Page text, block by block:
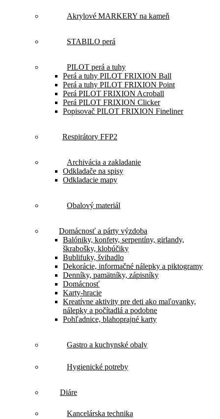
Akrylové MARKERY na kameň
STABILO perá
PILOT perá a tuhy
Perá a tuhy PILOT FRIXION Ball
Perá a tuhy PILOT FRIXION Point
Perá PILOT FRIXION Acroball
Perá PILOT FRIXION Clicker
Popisovač PILOT FRIXION Fineliner
Respirátory FFP2
Archivácia a zakladanie
Odkladače na spisy
Odkladacie mapy
Obalový materiál
Domácnosť a párty výzdoba
Balóniky, konfety, serpentíny, girlandy,
škrabošky, klobúčiky
Bublifuky, švihadlo
Dekorácie, informačné nálepky a piktogramy
Denníky, pamätníky, zápisníky
Domácnosť
Karty-hracie
Kreatívne aktivity pre deti ako maľovanky,
nálepky a počítadlá a podobne
Pohľadnice, blahoprajné karty
Gastro a kuchynské obaly
Hygienické potreby
Diáre
Kancelárska technika